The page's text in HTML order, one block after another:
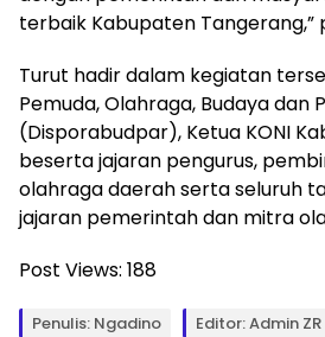
terbaik Kabupaten Tangerang,”
Turut hadir dalam kegiatan
Pemuda, Olahraga, Budaya dan
(Disporabudpar), Ketua KONI
beserta jajaran pengurus,
olahraga daerah serta seluruh
jajaran pemerintah dan mitra
Post Views: 188
Penulis: Ngadino Editor: Admin ZR